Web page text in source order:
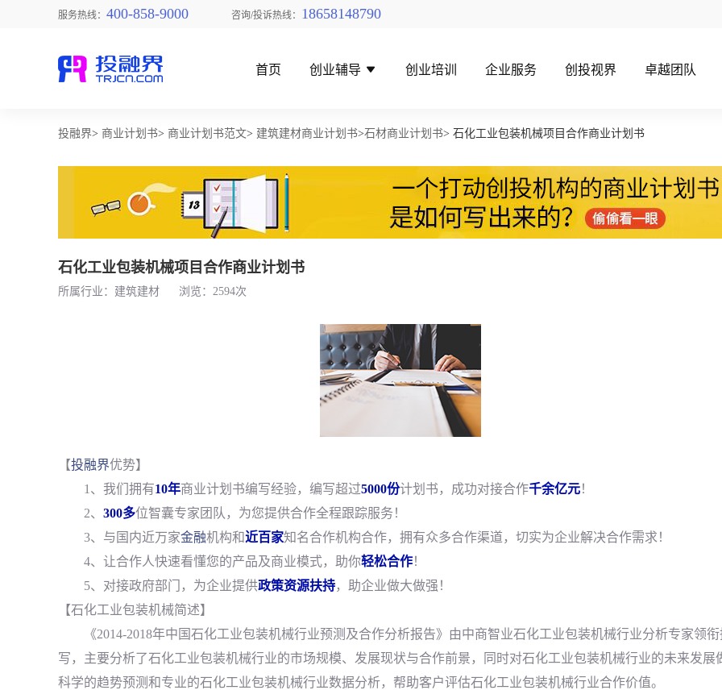
服务热线： 400-858-9000 咨询/投诉热线： 18658148790
首页 创业辅导 创业培训 企业服务 创投视界 卓越团队
找创业项目 找创投机构 创投对接活动
投融界> 商业计划书> 商业计划书范文> 建筑建材商业计划书>石材商业计划书> 石化工业包装机械项目合作商业计划书
石化工业包装机械项目合作商业计划书
所属行业：建筑建材 浏览：2594次
【投融界优势】
1、我们拥有10年商业计划书编写经验，编写超过5000份计划书，成功对接合作千余亿元！
2、 300多位智囊专家团队，为您提供合作全程跟踪服务！
3、与国内近万家金融机构和近百家知名合作机构合作，拥有众多合作渠道，切实为企业解决合作需求！
4、让合作人快速看懂您的产品及商业模式，助你轻松合作！
5、对接政府部门，为企业提供政策资源扶持，助企业做大做强！
【石化工业包装机械简述】
《2014-2018年中国石化工业包装机械行业预测及合作分析报告》由中商智业石化工业包装机械行业分析专家领
写，主要分析了石化工业包装机械行业的市场规模、发展现状与合作前景，同时对石化工业包装机械行业的未来发展
科学的趋势预测和专业的石化工业包装机械行业数据分析，帮助客户评估石化工业包装机械行业合作价值。